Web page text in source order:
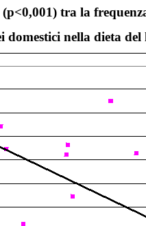
tra la
domestici nella dieta del